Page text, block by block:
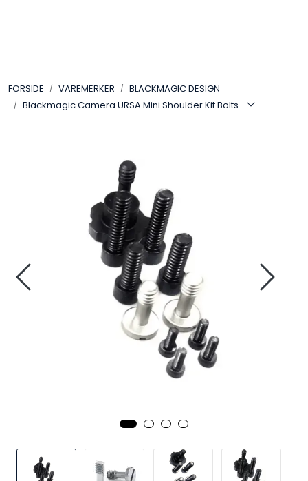
FORSIDE VAREMERKER
BLACKMAGIC DESIGN
Blackmagic Camera URSA Mini Shoulder Kit Bolts
LYD
BRUKT